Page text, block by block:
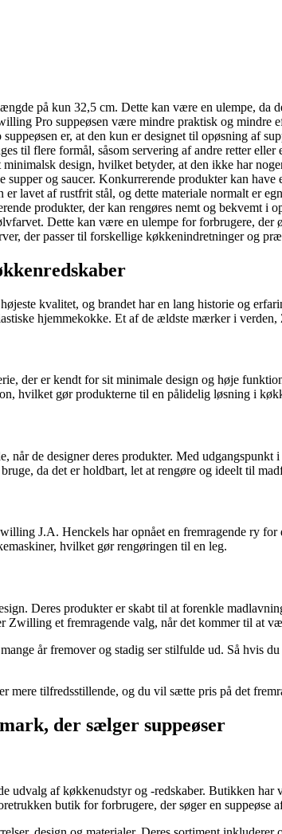
på kun 32,5 cm. Dette kan være en ulempe, da
Pro suppeøsen være mindre praktisk og mindre
er, at den kun er designet til opøsning af
til flere formål, såsom servering af andre retter eller
design, hvilket betyder, at den ikke har
og saucer. Konkurrerende produkter kan
lavet af rustfrit stål, og dette materiale normalt er
produkter, der kan rengøres nemt og bekvemt i
Dette kan være en ulempe for forbrugere, der
der passer til forskellige køkkenindretninger og
kvalitet, og brandet har en lang historie og
hjemmekokke. Et af de ældste mærker i
der er kendt for sit minimale design og høje
hvilket gør produkterne til en pålidelig løsning i
de designer deres produkter. Med udgangspunkt
da det er holdbart, let at rengøre og ideelt til
J.A. Henckels har opnået en fremragende ry
hvilket gør rengøringen til en leg.
Deres produkter er skabt til at forenkle
Zwilling et fremragende valg, når det kommer til at
år fremover og stadig ser stilfulde ud. Så hvis
tilfredsstillende, og du vil sætte pris på det
der sælger suppeøser
udvalg af køkkenudstyr og -redskaber. Butikken
butik for forbrugere, der søger en suppeøse